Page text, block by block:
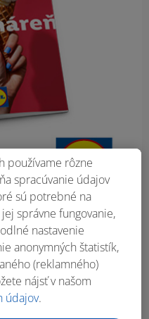
používame rôzne
spracúvanie údajov
sú potrebné na
správne fungovanie,
nastavenie
anonymných štatistík,
(reklamného)
nájsť v našom
údajov.